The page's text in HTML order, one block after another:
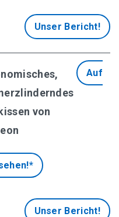
Unser Bericht!
von
Auf
Unser Bericht!